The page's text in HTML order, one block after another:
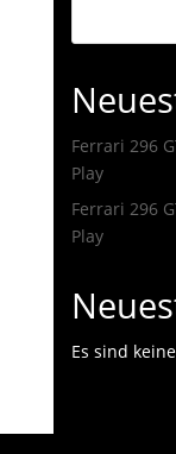
Ferrari 296
Play
Ferrari 296
Play
Es sind